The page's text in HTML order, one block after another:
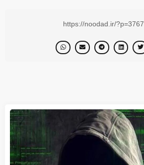
https://noodad.ir/?p=3767